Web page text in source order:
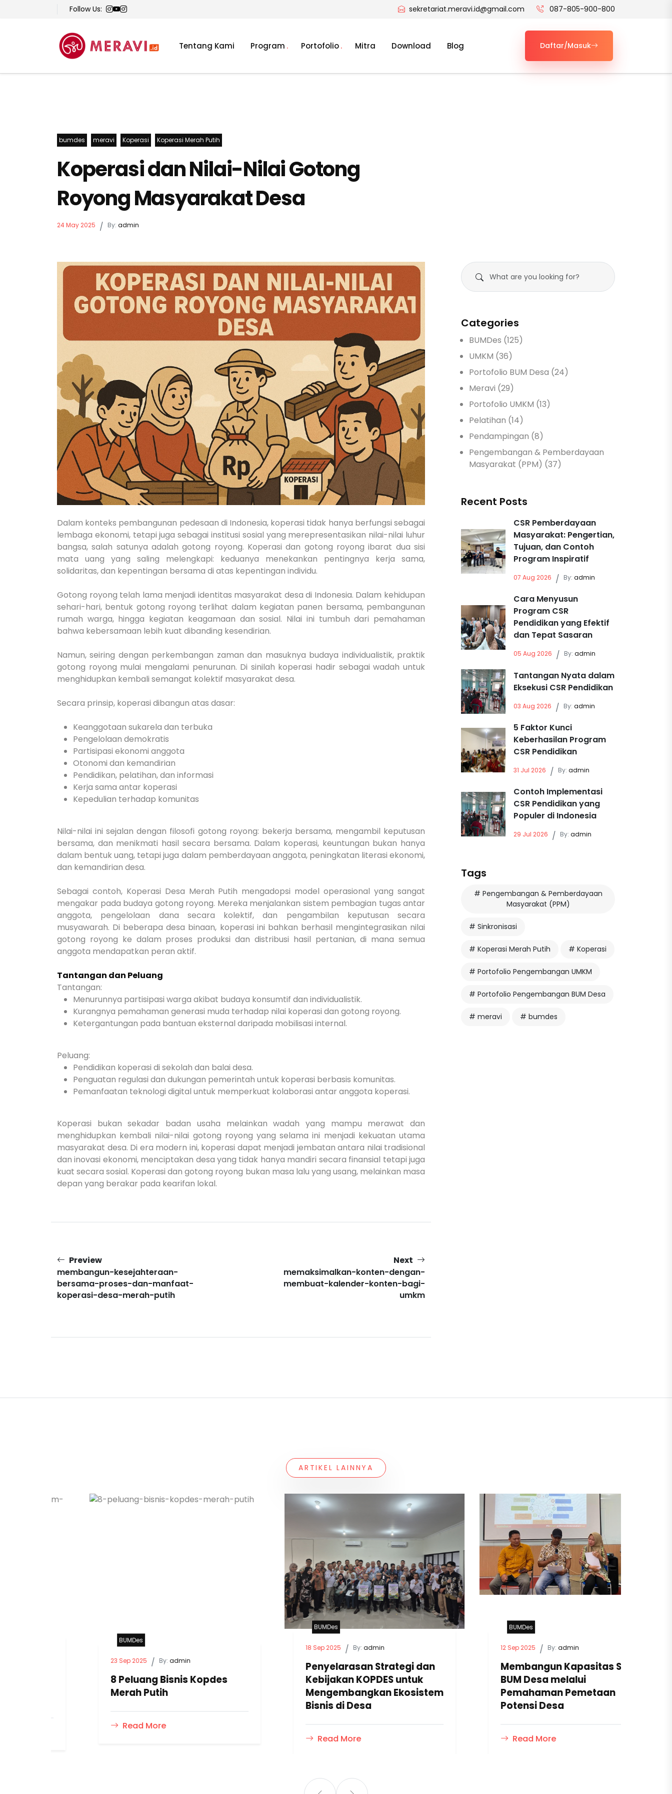
Follow Us: sekretariat.meravi.id@gmail.com 087-805-900-800
Tentang Kami Program Portofolio Mitra Download Blog Daftar/Masuk
bumdes meravi Koperasi Koperasi Merah Putih
Koperasi dan Nilai-Nilai Gotong
Royong Masyarakat Desa
24 May 2025 / By: admin
Dalam konteks pembangunan pedesaan di Indonesia, koperasi tidak hanya berfungsi sebagai
lembaga ekonomi, tetapi juga sebagai institusi sosial yang merepresentasikan nilai-nilai luhur
bangsa, salah satunya adalah gotong royong. Koperasi dan gotong royong ibarat dua sisi
mata uang yang saling melengkapi: keduanya menekankan pentingnya kerja sama,
solidaritas, dan kepentingan bersama di atas kepentingan individu.
Gotong royong telah lama menjadi identitas masyarakat desa di Indonesia. Dalam kehidupan
sehari-hari, bentuk gotong royong terlihat dalam kegiatan panen bersama, pembangunan
rumah warga, hingga kegiatan keagamaan dan sosial. Nilai ini tumbuh dari pemahaman
bahwa kebersamaan lebih kuat dibanding kesendirian.
Namun, seiring dengan perkembangan zaman dan masuknya budaya individualistik, praktik
gotong royong mulai mengalami penurunan. Di sinilah koperasi hadir sebagai wadah untuk
menghidupkan kembali semangat kolektif masyarakat desa.
Secara prinsip, koperasi dibangun atas dasar:
Keanggotaan sukarela dan terbuka
Pengelolaan demokratis
Partisipasi ekonomi anggota
Otonomi dan kemandirian
Pendidikan, pelatihan, dan informasi
Kerja sama antar koperasi
Kepedulian terhadap komunitas
Nilai-nilai ini sejalan dengan filosofi gotong royong: bekerja bersama, mengambil keputusan
bersama, dan menikmati hasil secara bersama. Dalam koperasi, keuntungan bukan hanya
dalam bentuk uang, tetapi juga dalam pemberdayaan anggota, peningkatan literasi ekonomi,
dan kemandirian desa.
Sebagai contoh, Koperasi Desa Merah Putih mengadopsi model operasional yang sangat
mengakar pada budaya gotong royong. Mereka menjalankan sistem pembagian tugas antar
anggota, pengelolaan dana secara kolektif, dan pengambilan keputusan secara
musyawarah. Di beberapa desa binaan, koperasi ini bahkan berhasil mengintegrasikan nilai
gotong royong ke dalam proses produksi dan distribusi hasil pertanian, di mana semua
anggota mendapatkan peran aktif.
Tantangan dan Peluang
Tantangan:
Menurunnya partisipasi warga akibat budaya konsumtif dan individualistik.
Kurangnya pemahaman generasi muda terhadap nilai koperasi dan gotong royong.
Ketergantungan pada bantuan eksternal daripada mobilisasi internal.
Peluang:
Pendidikan koperasi di sekolah dan balai desa.
Penguatan regulasi dan dukungan pemerintah untuk koperasi berbasis komunitas.
Pemanfaatan teknologi digital untuk memperkuat kolaborasi antar anggota koperasi.
Koperasi bukan sekadar badan usaha melainkan wadah yang mampu merawat dan
menghidupkan kembali nilai-nilai gotong royong yang selama ini menjadi kekuatan utama
masyarakat desa. Di era modern ini, koperasi dapat menjadi jembatan antara nilai tradisional
dan inovasi ekonomi, menciptakan desa yang tidak hanya mandiri secara finansial tetapi juga
kuat secara sosial. Koperasi dan gotong royong bukan masa lalu yang usang, melainkan masa
depan yang berakar pada kearifan lokal.
Preview
membangun-kesejahteraan-
bersama-proses-dan-manfaat-
koperasi-desa-merah-putih
Next
memaksimalkan-konten-dengan-
membuat-kalender-konten-bagi-
umkm
Categories
BUMDes (125)
UMKM (36)
Portofolio BUM Desa (24)
Meravi (29)
Portofolio UMKM (13)
Pelatihan (14)
Pendampingan (8)
Pengembangan & Pemberdayaan
Masyarakat (PPM) (37)
Recent Posts
CSR Pemberdayaan
Masyarakat: Pengertian,
Tujuan, dan Contoh
Program Inspiratif
07 Aug 2026 / By: admin
Cara Menyusun
Program CSR
Pendidikan yang Efektif
dan Tepat Sasaran
05 Aug 2026 / By: admin
Tantangan Nyata dalam
Eksekusi CSR Pendidikan
03 Aug 2026 / By: admin
5 Faktor Kunci
Keberhasilan Program
CSR Pendidikan
31 Jul 2026 / By: admin
Contoh Implementasi
CSR Pendidikan yang
Populer di Indonesia
29 Jul 2026 / By: admin
Tags
# Pengembangan & Pemberdayaan
Masyarakat (PPM)
# Sinkronisasi
# Koperasi Merah Putih # Koperasi
# Portofolio Pengembangan UMKM
# Portofolio Pengembangan BUM Desa
# meravi # bumdes
ARTIKEL LAINNYA
/ By: admin
8 Peluang Bisnis Kopdes
Merah Putih
Read More
BUMDes
/ By: admin
Penyelarasan Strategi dan
Kebijakan KOPDES untuk
Mengembangkan Ekosistem
Bisnis di Desa
Read More
/ By: admin
Membangun Kapasitas SDM
BUM Desa melalui
Pemahaman Pemetaan
Potensi Desa
Read More